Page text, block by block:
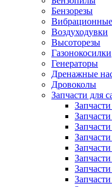
Бензорезы
Воздуходувки
Высоторезы
Газонокосилки
Генераторы
Дренажные
Дровоколы
Запчасти для